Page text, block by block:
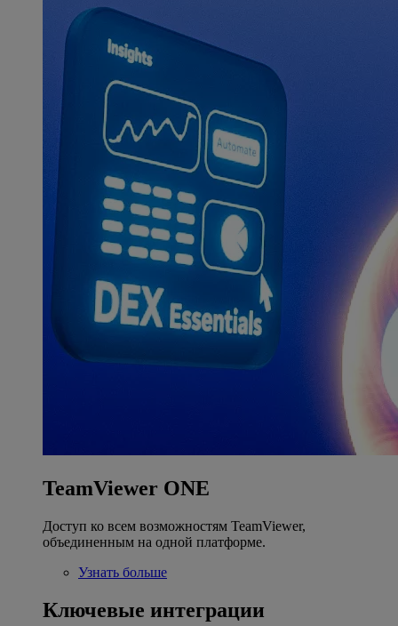
TeamViewer ONE
Доступ ко всем возможностям TeamViewer,
объединенным на одной платформе.
Узнать больше
Ключевые интеграции